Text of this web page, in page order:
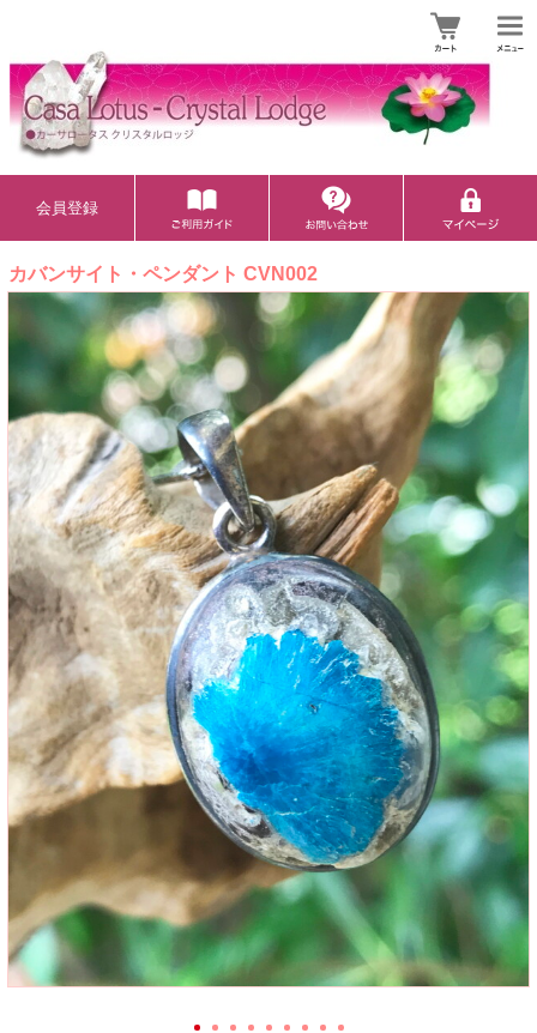
会員登録
カバンサイト・ペンダント CVN002